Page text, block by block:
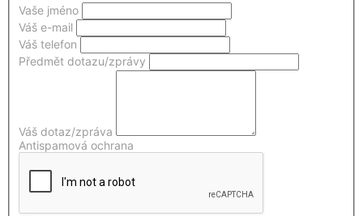
Vaše jméno
Váš e-mail
Váš telefon
Předmět dotazu/zprávy
Váš dotaz/zpráva
Antispamová ochrana